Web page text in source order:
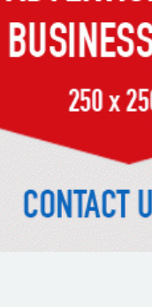
উদ্যোক্তা
রংপুরে
পড়ে
রাষ্ট্রপতি